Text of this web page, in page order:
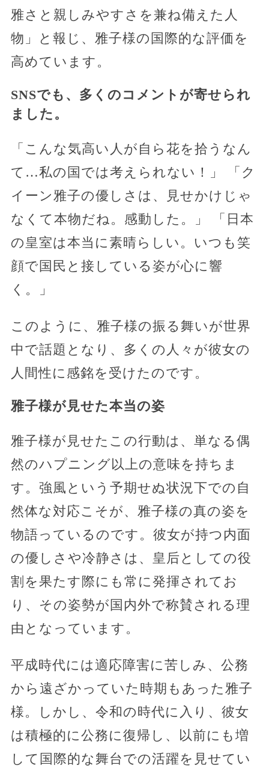
雅さと親しみやすさを兼ね備えた人
物」と報じ、雅子様の国際的な評価を
高めています。
SNSでも、多くのコメントが寄せられ
ました。
「こんな気高い人が自ら花を拾うなん
て…私の国では考えられない！」 「ク
イーン雅子の優しさは、見せかけじゃ
なくて本物だね。感動した。」 「日本
の皇室は本当に素晴らしい。いつも笑
顔で国民と接している姿が心に響
く。」
このように、雅子様の振る舞いが世界
中で話題となり、多くの人々が彼女の
人間性に感銘を受けたのです。
雅子様が見せた本当の姿
雅子様が見せたこの行動は、単なる偶
然のハプニング以上の意味を持ちま
す。強風という予期せぬ状況下での自
然体な対応こそが、雅子様の真の姿を
物語っているのです。彼女が持つ内面
の優しさや冷静さは、皇后としての役
割を果たす際にも常に発揮されてお
り、その姿勢が国内外で称賛される理
由となっています。
平成時代には適応障害に苦しみ、公務
から遠ざかっていた時期もあった雅子
様。しかし、令和の時代に入り、彼女
は積極的に公務に復帰し、以前にも増
して国際的な舞台での活躍を見せてい